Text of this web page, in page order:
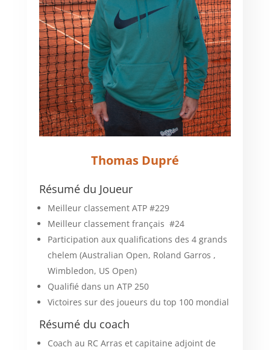
Thomas Dupré
Résumé du Joueur
Meilleur classement ATP #229
Meilleur classement français #24
Participation aux qualifications des 4 grands
chelem (Australian Open, Roland Garros ,
Wimbledon, US Open)
Qualifié dans un ATP 250
Victoires sur des joueurs du top 100 mondial
Résumé du coach
Coach au RC Arras et capitaine adjoint de